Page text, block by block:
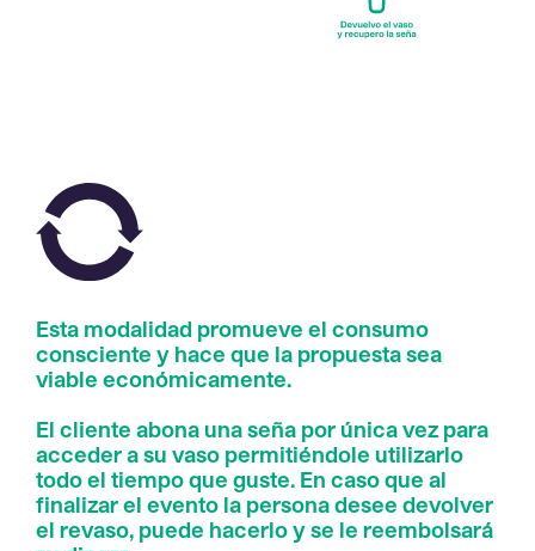
Esta modalidad promueve el consumo
consciente y hace que la propuesta sea
viable económicamente.
El cliente abona una seña por única vez para
acceder a su vaso permitiéndole utilizarlo
todo el tiempo que guste. En caso que al
finalizar el evento la persona desee devolver
el revaso, puede hacerlo y se le reembolsará